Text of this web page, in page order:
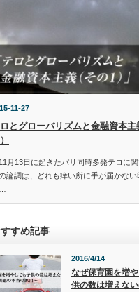
11-27
とグローバリズムと金融資本主
月13日に起きたパリ同時多発テロに関
論調は、どれも痒い所に手が届かない
すめ記事
2016/4/14
なぜ保育園を増
供の数は増えな